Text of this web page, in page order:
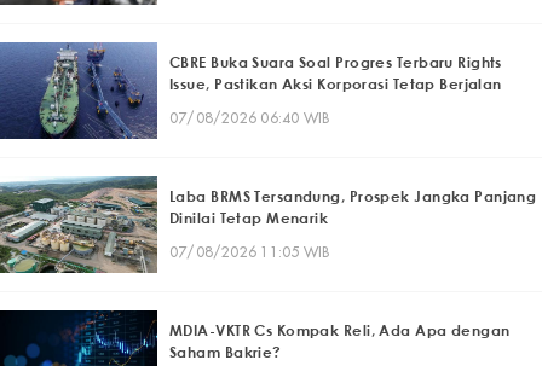
CBRE Buka Suara Soal Progres Terbaru Rights
Issue, Pastikan Aksi Korporasi Tetap Berjalan
07/08/2026 06:40 WIB
Laba BRMS Tersandung, Prospek Jangka Panjang
Dinilai Tetap Menarik
07/08/2026 11:05 WIB
MDIA-VKTR Cs Kompak Reli, Ada Apa dengan
Saham Bakrie?